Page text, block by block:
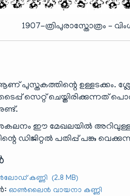
1907-ത്രിപുരാസ്തോത്രം –
പുസ്തകത്തിന്റെ ഉള്ളടക്കം.
സെറ്റ്
ഈ മേഖലയിൽ
ഡിജിറ്റൽ പതിപ്പ് പങ്കു
കണ്ണി (2.8 MB)
ഓൺലൈൻ വായനാ കണ്ണി